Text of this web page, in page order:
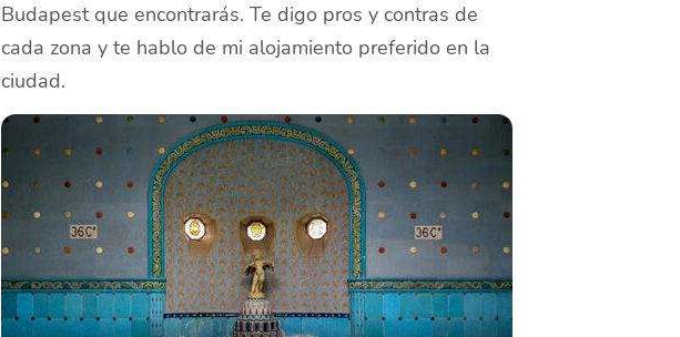
Budapest que encontrarás. Te digo pros y contras de
cada zona y te hablo de mi alojamiento preferido en la
ciudad.